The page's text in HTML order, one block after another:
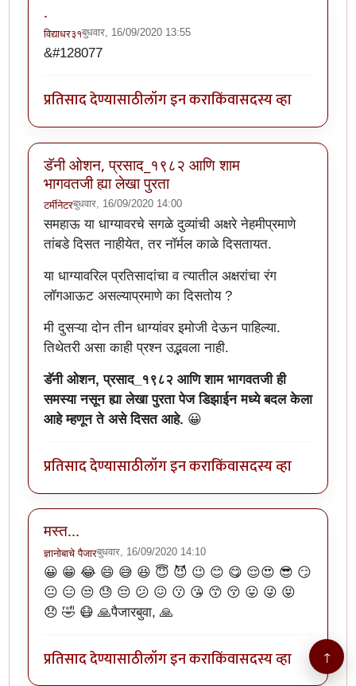
.
विद्याधर३१बुधवार, 16/09/2020 13:55
&#128077
प्रतिसाद देण्यासाठीलॉग इन कराकिंवासदस्य व्हा
डॅनी ओशन, प्रसाद_१९८२ आणि शाम
भागवतजी ह्या लेखा पुरता
टर्मीनेटरबुधवार, 16/09/2020 14:00
समहाऊ या धाग्यावरचे सगळे दुव्यांची अक्षरे नेहमीप्रमाणे
तांबडे दिसत नाहीयेत, तर नॉर्मल काळे दिसतायत.
या धाग्यावरिल प्रतिसादांचा व त्यातील अक्षरांचा रंग
लॉगआऊट असल्याप्रमाणे का दिसतोय ?
मी दुसऱ्या दोन तीन धाग्यांवर इमोजी देऊन पाहिल्या.
तिथेतरी असा काही प्रश्न उद्भवला नाही.
डॅनी ओशन, प्रसाद_१९८२ आणि शाम भागवतजी ही
समस्या नसून ह्या लेखा पुरता पेज डिझाईन मध्ये बदल केला
आहे म्हणून ते असे दिसत आहे. 😀
प्रतिसाद देण्यासाठीलॉग इन कराकिंवासदस्य व्हा
मस्त...
ज्ञानोबाचे पैजारबुधवार, 16/09/2020 14:10
😀 😁 😂 😄 😅 😆 😇 😈 😉 😊 😋 😌😍 😎 😏
😐 😑 😒 😓 😔 😕 😖 😗 😘 😙 😚 😛 😜 😝
😞 🤣 😷 🙏पैजारबुवा, 🙏
प्रतिसाद देण्यासाठीलॉग इन कराकिंवासदस्य व्हा ↑